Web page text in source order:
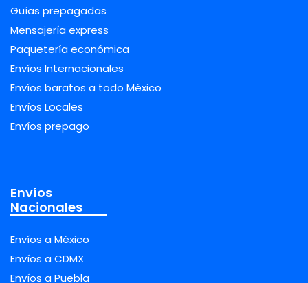
Guías prepagadas
Mensajería express
Paquetería económica
Envíos Internacionales
Envíos baratos a todo México
Envíos Locales
Envíos prepago
Envíos
Nacionales
Envíos a México
Envíos a CDMX
Envíos a Puebla